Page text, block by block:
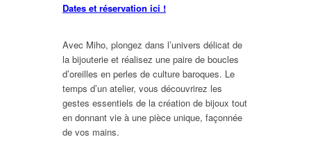
Dates et réservation ici !
Avec Miho, plongez dans l’univers délicat de
la bijouterie et réalisez une paire de boucles
d’oreilles en perles de culture baroques. Le
temps d’un atelier, vous découvrirez les
gestes essentiels de la création de bijoux tout
en donnant vie à une pièce unique, façonnée
de vos mains.